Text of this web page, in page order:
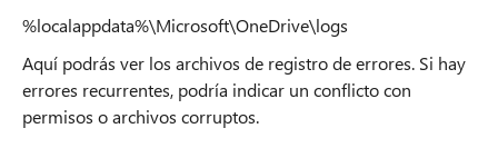
%localappdata%\Microsoft\OneDrive\logs
Aquí podrás ver los archivos de registro de errores. Si hay
errores recurrentes, podría indicar un conflicto con
permisos o archivos corruptos.